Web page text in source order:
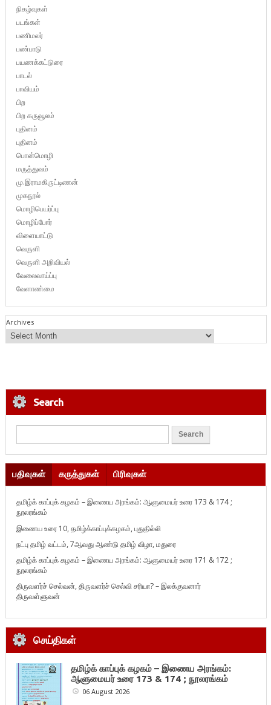
நிகழ்வுகள்
படங்கள்
பணிமலர்
பண்பாடு
பயணக்கட்டுரை
பாடல்
பாவியம்
பிற
பிற கருவூலம்
புதினம்
புதினம்
பொன்மொழி
மருத்துவம்
மு.இராமகிருட்டிணன்
முகநூல்
மொழிபெயர்ப்பு
மொழிப்போர்
விளையாட்டு
வெருளி
வெருளி அறிவியல்
வேலைவாய்ப்பு
வேளாண்மை
Archives
Search
பதிவுகள் கருத்துகள் பிரிவுகள்
தமிழ்க் காப்புக் கழகம் – இணைய அரங்கம்: ஆளுமையர் உரை 173 & 174 ;
நூலரங்கம்
இணைய உரை 10, தமிழ்க்காப்புக்கழகம், புதுதில்லி
நட்பு தமிழ் வட்டம், 7ஆவது ஆண்டு தமிழ் விழா, மதுரை
தமிழ்க் காப்புக் கழகம் – இணைய அரங்கம்: ஆளுமையர் உரை 171 & 172 ;
நூலரங்கம்
திருவளர்ச் செல்வன், திருவளர்ச் செல்வி சரியா? – இலக்குவனார்
திருவள்ளுவன்
செய்திகள்
தமிழ்க் காப்புக் கழகம் – இணைய அரங்கம்:
ஆளுமையர் உரை 173 & 174 ; நூலரங்கம்
06 August 2026